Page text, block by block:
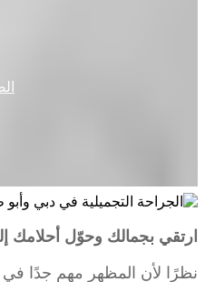
ارتقي بجمالك وحوّل أحلامك
نظرًا لأن المظهر مهم جدًا في